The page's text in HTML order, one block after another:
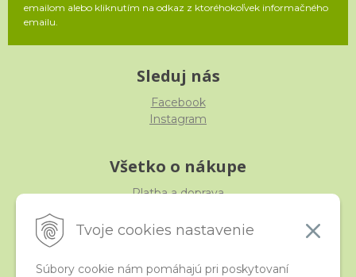
Tvoje cookies nastavenie
Súbory cookie nám pomáhajú pri poskytovaní
emailom alebo kliknutím na odkaz z ktoréhokoľvek informačného
emailu.
Sleduj nás
Facebook
Instagram
Všetko o nákupe
Platba a doprava
Obchodné podmienky